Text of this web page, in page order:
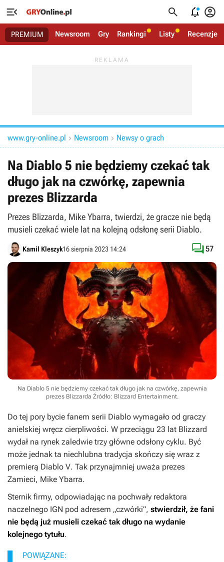
   
PREMIUM Newsroom Gry Rankingi Listy Recenzje
www.gry-online.pl  Newsroom  Newsy o grach
Na Diablo 5 nie będziemy czekać tak
długo jak na czwórkę, zapewnia
prezes Blizzarda
Prezes Blizzarda, Mike Ybarra, twierdzi, że gracze nie będą
musieli czekać wiele lat na kolejną odsłonę serii Diablo.
Kamil Kleszyk16 sierpnia 2023 14:24 57
Na Diablo 5 nie będziemy czekać tak długo jak na czwórkę, zapewnia
prezes Blizzarda Źródło: Blizzard Entertainment.
Do tej pory bycie fanem serii Diablo wymagało od graczy
anielskiej wręcz cierpliwości. W przeciągu 23 lat Blizzard
wydał na rynek zaledwie trzy główne odsłony cyklu. Być
może jednak ta niechlubna tradycja skończy się wraz z
premierą Diablo V. Tak przynajmniej uważa prezes
Zamieci, Mike Ybarra.
Sternik firmy, odpowiadając na pochwały redaktora
naczelnego IGN pod adresem „czwórki”, stwierdził, że fani
nie będą już musieli czekać tak długo na wydanie
kolejnego tytułu.
POWIĄZANE: